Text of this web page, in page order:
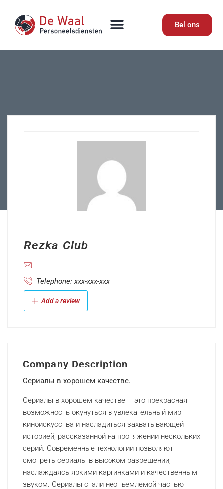
Bel ons
Rezka Club
Telephone: xxx-xxx-xxx
Add a review
Company Description
Сериалы в хорошем качестве.
Сериалы в хорошем качестве – это прекрасная
возможность окунуться в увлекательный мир
киноискусства и насладиться захватывающей
историей, рассказанной на протяжении нескольких
серий. Современные технологии позволяют
смотреть сериалы в высоком разрешении,
наслаждаясь яркими картинками и качественным
звуком. Сериалы стали неотъемлемой частью